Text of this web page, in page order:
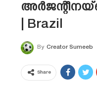
| Brazil
By Creator Sumeeb
Share